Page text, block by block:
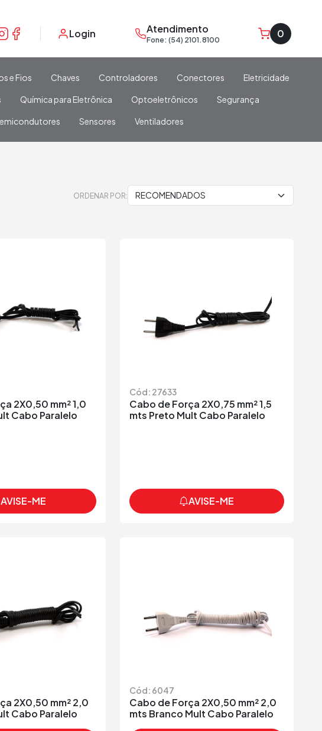
Login Atendimento
Fone: (54) 2101.8100 0
e Fios Chaves Controladores Conectores Eletricidade
Química para Eletrônica Optoeletrônicos Segurança
Sensores Ventiladores
ORDENAR POR:
2X0,50 mm² 1,0
Cabo Paralelo
AVISE-ME
Cód: 27633
Cabo de Força 2X0,75 mm² 1,5
mts Preto Mult Cabo Paralelo
AVISE-ME
2X0,50 mm² 2,0
Cabo Paralelo
Cód: 6047
Cabo de Força 2X0,50 mm² 2,0
mts Branco Mult Cabo Paralelo